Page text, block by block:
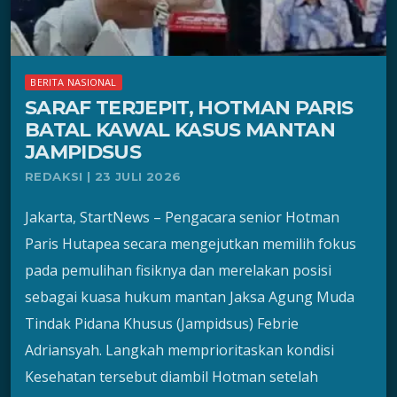
BERITA NASIONAL
SARAF TERJEPIT, HOTMAN PARIS
BATAL KAWAL KASUS MANTAN
JAMPIDSUS
REDAKSI | 23 JULI 2026
Jakarta, StartNews – Pengacara senior Hotman
Paris Hutapea secara mengejutkan memilih fokus
pada pemulihan fisiknya dan merelakan posisi
sebagai kuasa hukum mantan Jaksa Agung Muda
Tindak Pidana Khusus (Jampidsus) Febrie
Adriansyah. Langkah memprioritaskan kondisi
Kesehatan tersebut diambil Hotman setelah